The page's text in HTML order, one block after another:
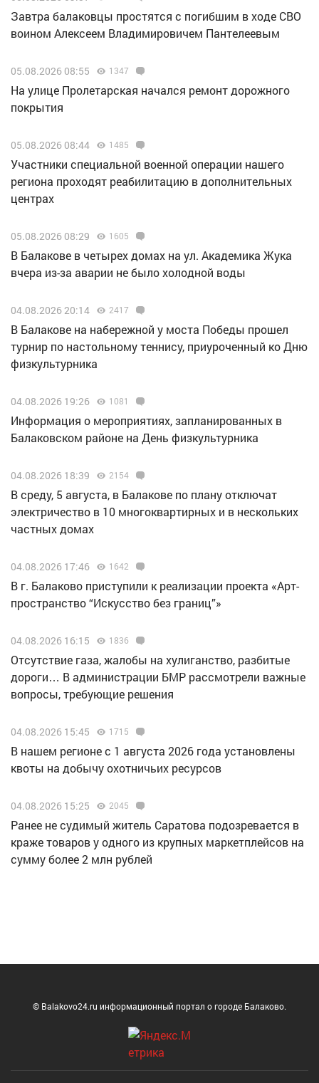
Завтра балаковцы простятся с погибшим в ходе СВО
воином Алексеем Владимировичем Пантелеевым
05.08.2026 08:55 1347
На улице Пролетарская начался ремонт дорожного
покрытия
05.08.2026 08:44 1485
Участники специальной военной операции нашего
региона проходят реабилитацию в дополнительных
центрах
05.08.2026 08:29 1605
В Балакове в четырех домах на ул. Академика Жука
вчера из-за аварии не было холодной воды
04.08.2026 20:14 2417
В Балакове на набережной у моста Победы прошел
турнир по настольному теннису, приуроченный ко Дню
физкультурника
04.08.2026 19:26 1081
Информация о мероприятиях, запланированных в
Балаковском районе на День физкультурника
04.08.2026 18:39 2154
В среду, 5 августа, в Балакове по плану отключат
электричество в 10 многоквартирных и в нескольких
частных домах
04.08.2026 17:46 1642
В г. Балаково приступили к реализации проекта «Арт-
пространство “Искусство без границ”»
04.08.2026 16:15 1836
Отсутствие газа, жалобы на хулиганство, разбитые
дороги… В администрации БМР рассмотрели важные
вопросы, требующие решения
04.08.2026 15:45 1715
В нашем регионе с 1 августа 2026 года установлены
квоты на добычу охотничьих ресурсов
04.08.2026 15:25 2045
Ранее не судимый житель Саратова подозревается в
краже товаров у одного из крупных маркетплейсов на
сумму более 2 млн рублей
© Balakovo24.ru информационный портал о городе Балаково.